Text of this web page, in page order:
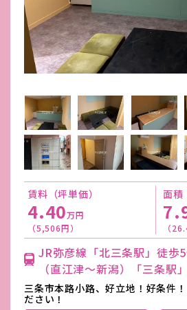
賃料（坪単価）
4.40万円
（5,506円）
面積
（
JR弥彦線「北三条駅」徒
（直江津～新潟）「三条駅
三条市本路小路、好立地！好条件
ださい！